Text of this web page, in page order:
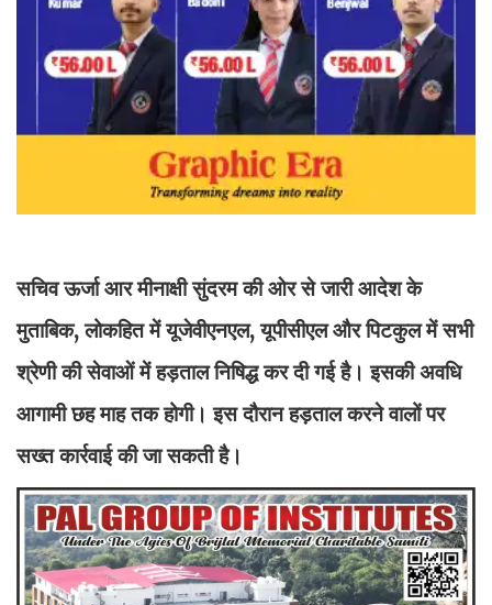
सचिव ऊर्जा आर मीनाक्षी सुंदरम की ओर से जारी आदेश के
मुताबिक, लोकहित में यूजेवीएनएल, यूपीसीएल और पिटकुल में सभी
श्रेणी की सेवाओं में हड़ताल निषिद्ध कर दी गई है। इसकी अवधि
आगामी छह माह तक होगी। इस दौरान हड़ताल करने वालों पर
सख्त कार्रवाई की जा सकती है।